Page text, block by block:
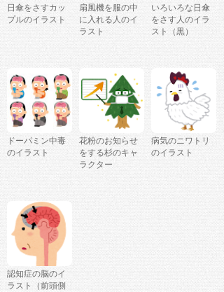
日傘をさすカッ
プルのイラスト
扇風機を服の中
に入れる人のイ
ラスト
いろいろな日傘
をさす人のイラ
スト（黒）
ドーパミン中毒
のイラスト
花粉のお知らせ
をする杉のキャ
ラクター
病気のニワトリ
のイラスト
認知症の脳のイ
ラスト（前頭側